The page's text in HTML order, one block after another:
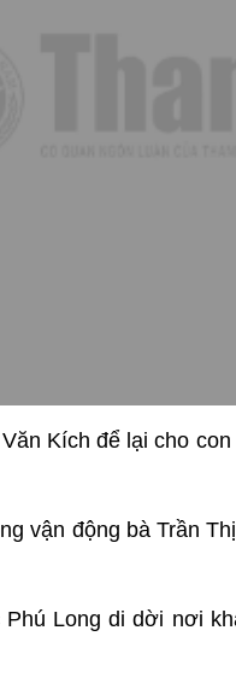
Kích để lại cho
vận động bà Trần
Long di dời nơi